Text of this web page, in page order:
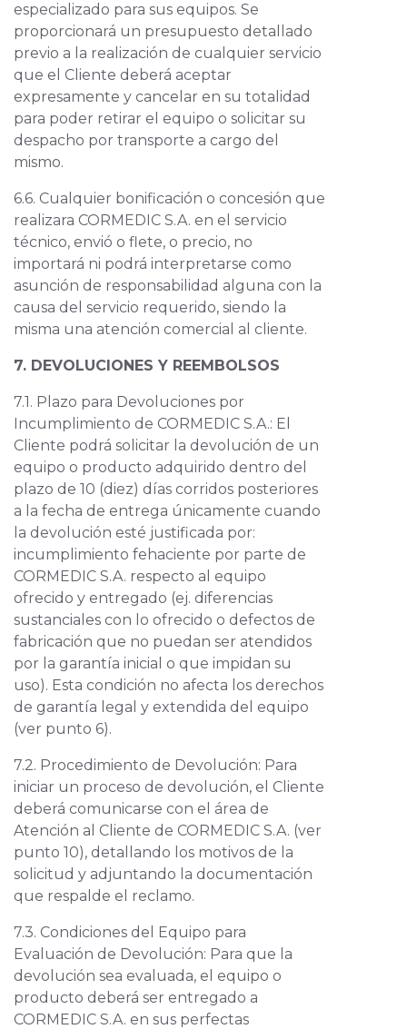
especializado para sus equipos. Se
proporcionará un presupuesto detallado
previo a la realización de cualquier servicio
que el Cliente deberá aceptar
expresamente y cancelar en su totalidad
para poder retirar el equipo o solicitar su
despacho por transporte a cargo del
mismo.
6.6. Cualquier bonificación o concesión que
realizara CORMEDIC S.A. en el servicio
técnico, envió o flete, o precio, no
importará ni podrá interpretarse como
asunción de responsabilidad alguna con la
causa del servicio requerido, siendo la
misma una atención comercial al cliente.
7. DEVOLUCIONES Y REEMBOLSOS
7.1. Plazo para Devoluciones por
Incumplimiento de CORMEDIC S.A.: El
Cliente podrá solicitar la devolución de un
equipo o producto adquirido dentro del
plazo de 10 (diez) días corridos posteriores
a la fecha de entrega únicamente cuando
la devolución esté justificada por:
incumplimiento fehaciente por parte de
CORMEDIC S.A. respecto al equipo
ofrecido y entregado (ej. diferencias
sustanciales con lo ofrecido o defectos de
fabricación que no puedan ser atendidos
por la garantía inicial o que impidan su
uso). Esta condición no afecta los derechos
de garantía legal y extendida del equipo
(ver punto 6).
7.2. Procedimiento de Devolución: Para
iniciar un proceso de devolución, el Cliente
deberá comunicarse con el área de
Atención al Cliente de CORMEDIC S.A. (ver
punto 10), detallando los motivos de la
solicitud y adjuntando la documentación
que respalde el reclamo.
7.3. Condiciones del Equipo para
Evaluación de Devolución: Para que la
devolución sea evaluada, el equipo o
producto deberá ser entregado a
CORMEDIC S.A. en sus perfectas